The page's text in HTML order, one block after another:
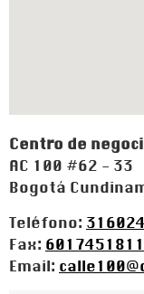
Centro de
AC 100 #62 - 33
Bogotá
Teléfono:
Fax: 6017451811
Email: